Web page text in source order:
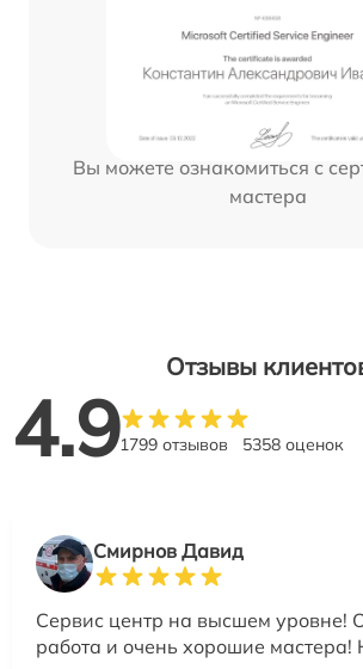
Вы можете ознакомиться с
мастера
Отзывы
4.91799 отзывов 5358 оценок
Смирнов Давид
Сервис центр на высшем уровне!
работа и очень хорошие мастера!